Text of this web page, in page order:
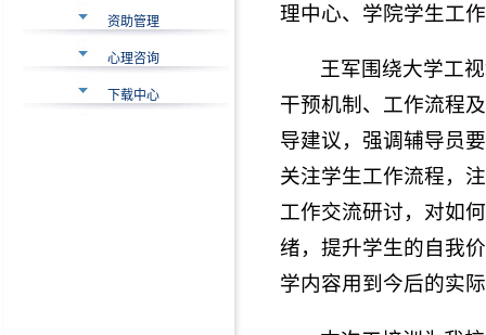
资助管理
心理咨询
下载中心
理中心、学院学生工
王军围绕大学工
干预机制、工作流程
导建议，强调辅导员
关注学生工作流程，
工作交流研讨，对如
绪，提升学生的自我
学内容用到今后的实